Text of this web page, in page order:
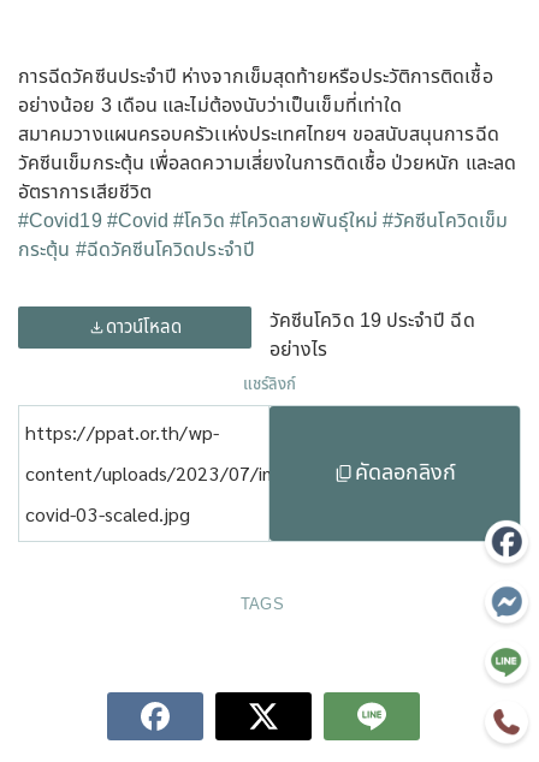
การฉีดวัคซีนประจำปี ห่างจากเข็มสุดท้ายหรือประวัติการติดเชื้อ
อย่างน้อย 3 เดือน และไม่ต้องนับว่าเป็นเข็มที่เท่าใด
สมาคมวางแผนครอบครัวเเห่งประเทศไทยฯ ขอสนับสนุนการฉีด
วัคซีนเข็มกระตุ้น เพื่อลดความเสี่ยงในการติดเชื้อ ป่วยหนัก และลด
อัตราการเสียชีวิต
#Covid19 #Covid #โควิด #โควิดสายพันธุ์ใหม่ #วัคซีนโควิดเข็ม
กระตุ้น #ฉีดวัคซีนโควิดประจำปี
ดาวน์โหลด
วัคซีนโควิด 19 ประจำปี ฉีด
อย่างไร
แชร์ลิงก์
https://ppat.or.th/wp-
content/uploads/2023/07/info-
covid-03-scaled.jpg
คัดลอกลิงก์
TAGS